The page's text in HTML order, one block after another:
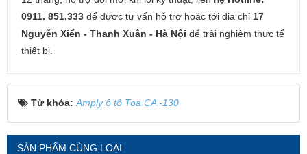
0911. 851.333 để được tư vấn hỗ trợ hoặc tới địa chỉ 17
Nguyễn Xiển - Thanh Xuân - Hà Nội để trải nghiệm thực tế
thiết bị.
Từ khóa: Amply ô tô Toa CA -130
SẢN PHẨM CÙNG LOẠI